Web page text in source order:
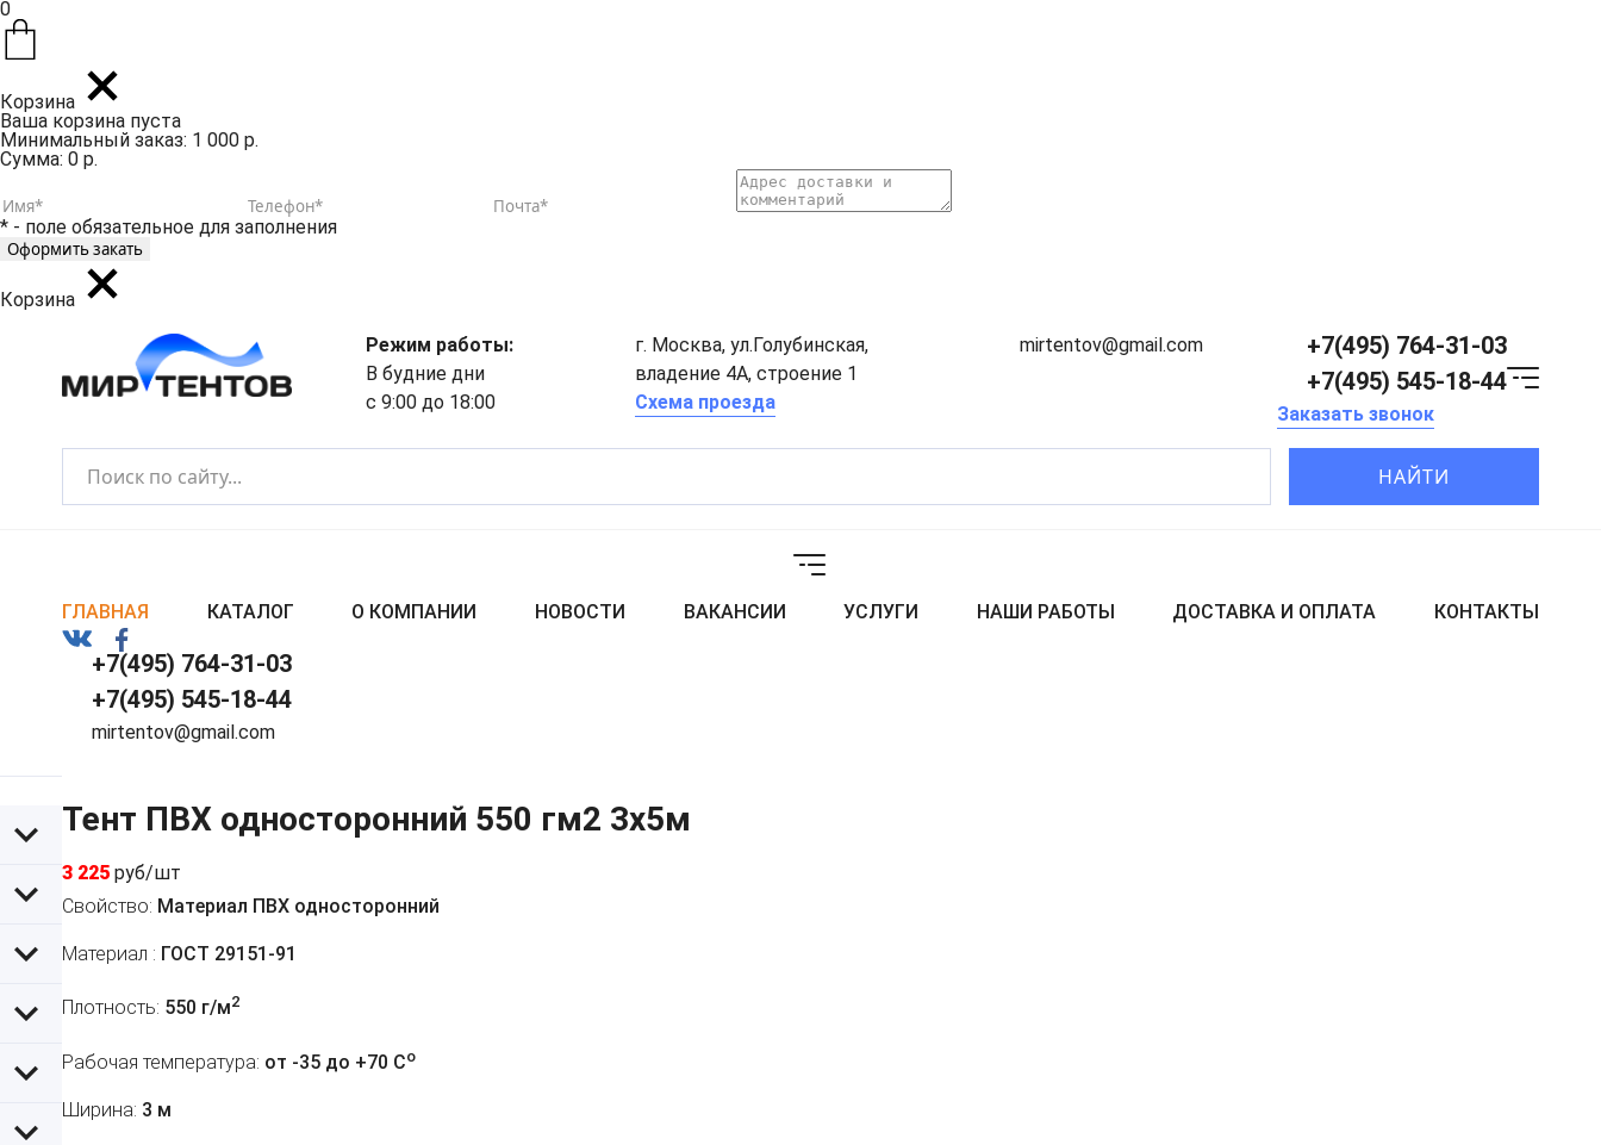
0
Корзина
Ваша корзина пуста
Минимальный заказ: 1 000 р.
Сумма: 0 р.
* - поле обязательное для заполнения
Корзина
Режим работы:
В будние дни
с 9:00 до 18:00
г. Москва, ул.Голубинская,
владение 4А, строение 1
Схема проезда
mirtentov@gmail.com
+7(495) 764-31-03
+7(495) 545-18-44
Заказать звонок
НАЙТИ
ГЛАВНАЯ КАТАЛОГ О КОМПАНИИ НОВОСТИ ВАКАНСИИ УСЛУГИ НАШИ РАБОТЫ ДОСТАВКА И ОПЛАТА КОНТАКТЫ
+7(495) 764-31-03
+7(495) 545-18-44
mirtentov@gmail.com
Тент ПВХ односторонний 550 гм2 3x5м
3 225 руб/шт
Свойство: Материал ПВХ односторонний
Материал : ГОСТ 29151-91
Плотность: 550 г/м2
Рабочая температура: от -35 до +70 Co
Ширина: 3 м